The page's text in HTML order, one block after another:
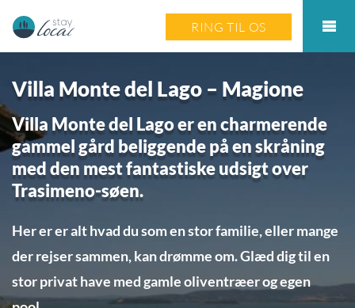
RING TIL OS
Villa Monte del Lago – Magione
Villa Monte del Lago er en charmerende
gammel gård beliggende på en skråning
med den mest fantastiske udsigt over
Trasimeno-søen.
Her er er alt hvad du som en stor familie, eller mange
der rejser sammen, kan drømme om. Glæd dig til en
stor privat have med gamle oliventræer og egen